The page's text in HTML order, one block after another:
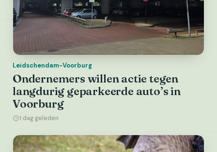
Leidschendam-Voorburg
Ondernemers willen actie tegen
langdurig geparkeerde auto’s in
Voorburg
1 dag geleden